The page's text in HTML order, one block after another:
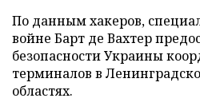
По данным хакеров,
войне Барт де Вахтер
безопасности Украины
терминалов в
областях.